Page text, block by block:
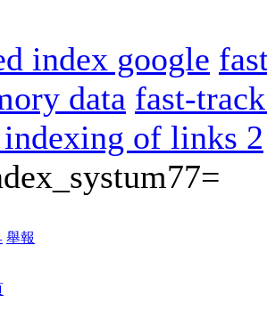
index google
data fast-
of links 2
舉報